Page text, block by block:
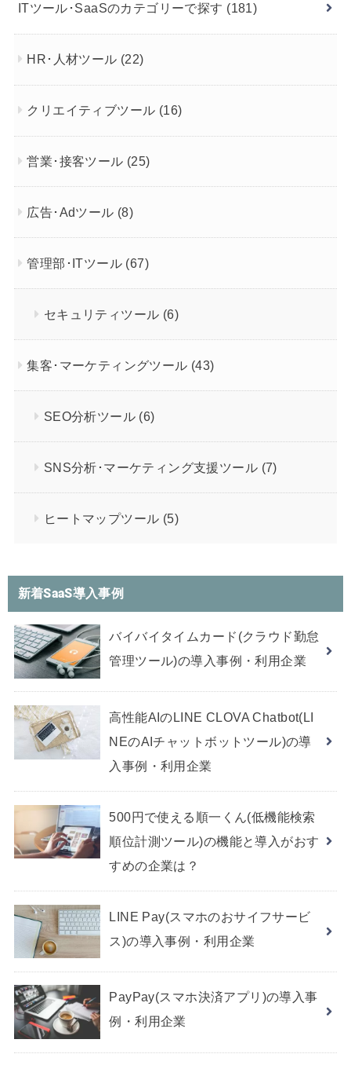
ITツール･SaaSのカテゴリーで探す (181)
HR･人材ツール (22)
クリエイティブツール (16)
営業･接客ツール (25)
広告･Adツール (8)
管理部･ITツール (67)
セキュリティツール (6)
集客･マーケティングツール (43)
SEO分析ツール (6)
SNS分析･マーケティング支援ツール (7)
ヒートマップツール (5)
新着SaaS導入事例
バイバイタイムカード(クラウド勤怠
管理ツール)の導入事例・利用企業
高性能AIのLINE CLOVA Chatbot(LI
NEのAIチャットボットツール)の導
入事例・利用企業
500円で使える順一くん(低機能検索
順位計測ツール)の機能と導入がおす
すめの企業は？
LINE Pay(スマホのおサイフサービ
ス)の導入事例・利用企業
PayPay(スマホ決済アプリ)の導入事
例・利用企業